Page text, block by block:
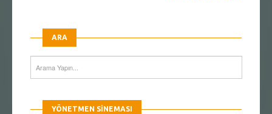
ARA
YÖNETMEN SINEMASI